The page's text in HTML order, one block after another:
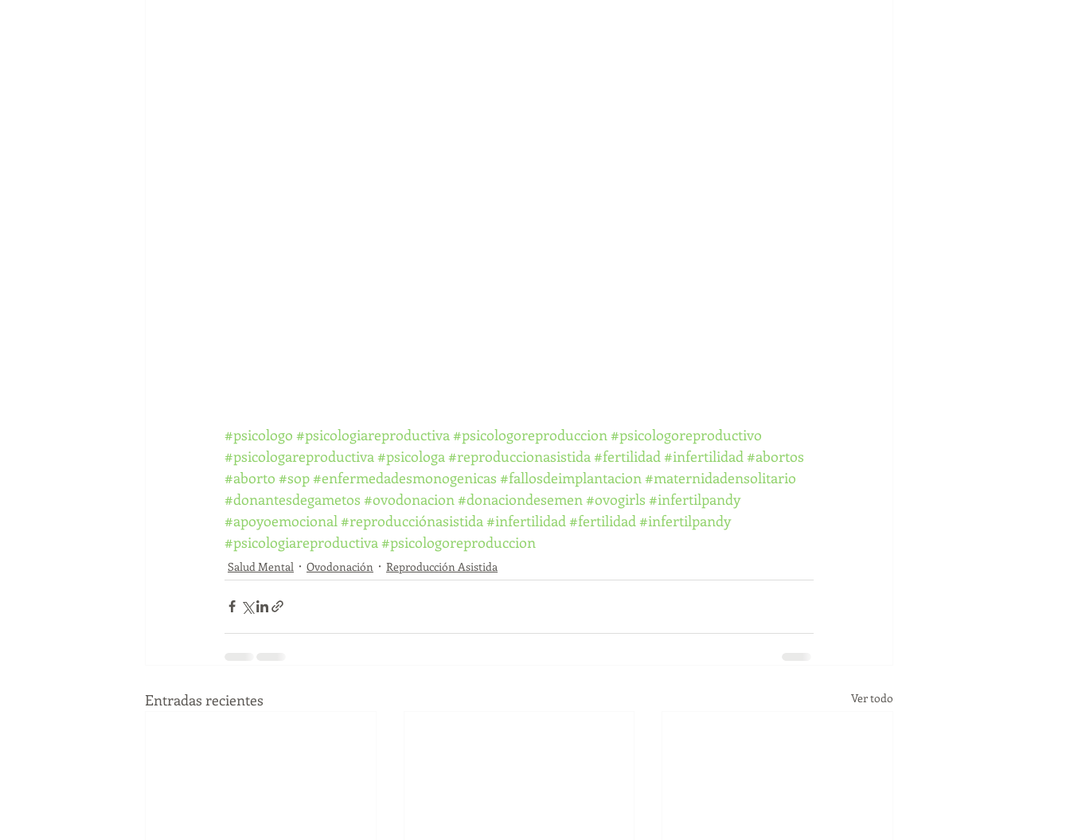
#psicologo #psicologiareproductiva #psicologoreproduccion #psicologoreproductivo
#psicologareproductiva #psicologa #reproduccionasistida #fertilidad #infertilidad #abortos
#aborto #sop#enfermedadesmonogenicas #fallosdeimplantacion #maternidadensolitario
#donantesdegametos #ovodonacion #donaciondesemen #ovogirls #infertilpandy
#apoyoemocional #reproducciónasistida #infertilidad #fertilidad #infertilpandy
#psicologiareproductiva #psicologoreproduccion
Salud Mental Ovodonación Reproducción Asistida
Entradas recientes Ver todo